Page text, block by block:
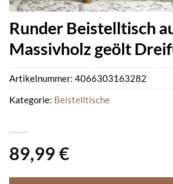
Runder Beistelltisch
Massivholz geölt
89,99 €
Artikelnummer: 4066303163282
Kategorie: Beistelltische